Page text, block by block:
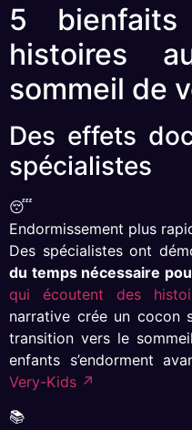
5
histoires
sommeil de
Des effets
spécialistes
😴
Endormissement plus
Des spécialistes ont
du temps nécessaire
qui écoutent des
narrative crée un cocon
transition vers le
enfants s’endorment
Very-Kids ↗
📚